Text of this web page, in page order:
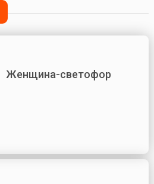
Женщина-светофор